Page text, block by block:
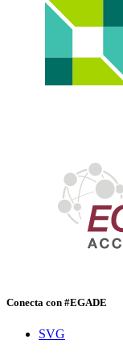
Conecta con #EGADE
SVG